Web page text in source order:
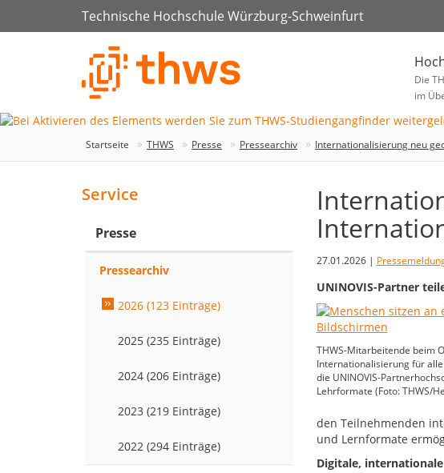
Technische Hochschule Würzburg-Schweinfurt
Die
im
Startseite THWS Presse Pressearchiv Internationalisierung neu
27.01.2026 |
UNINOVIS-Partner
THWS-Mitarbeitende beim
Internationalisierung für
die UNINOVIS-
Lehrformate (Foto: THWS/
den Teilnehmenden
und Lernformate
Digitale,
Service
Presse
Pressearchiv
2026 (123 Einträge)
2025 (235 Einträge)
2024 (206 Einträge)
2023 (219 Einträge)
2022 (294 Einträge)